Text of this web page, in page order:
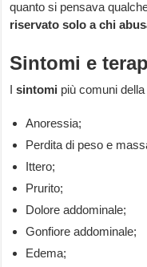
quanto si pensava
riservato solo a chi
Sintomi e
Isintomi più comuni
Anoressia;
Perdita di peso e
Ittero;
Prurito;
Dolore addominale;
Gonfiore addominale;
Edema;